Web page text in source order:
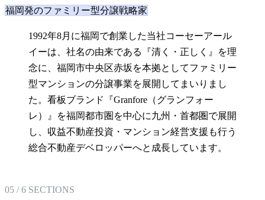
福岡発のファミリー型分譲戦略家
1992年8月に福岡で創業した当社コーセーアール
イーは、社名の由来である『清く・正しく』を理
念に、福岡市中央区赤坂を本拠としてファミリー
型マンションの分譲事業を展開してまいりまし
た。看板ブランド『Granfore（グランフォー
レ）』を福岡都市圏を中心に九州・首都圏で展開
し、収益不動産投資・マンション経営支援も行う
総合不動産デベロッパーへと成長しています。
05 /6 SECTIONS